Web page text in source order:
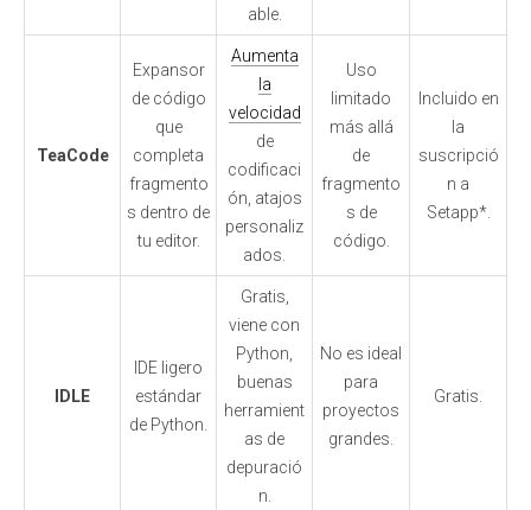
able.
TeaCode
Expansor
de código
que
completa
fragmento
s dentro de
tu editor.
Aumenta
la
velocidad
de
codificaci
ón, atajos
personaliz
ados.
Uso
limitado
más allá
de
fragmento
s de
código.
Incluido en
la
suscripció
n a
Setapp*.
IDLE
IDE ligero
estándar
de Python.
Gratis,
viene con
Python,
buenas
herramient
as de
depuració
n.
No es ideal
para
proyectos
grandes.
Gratis.